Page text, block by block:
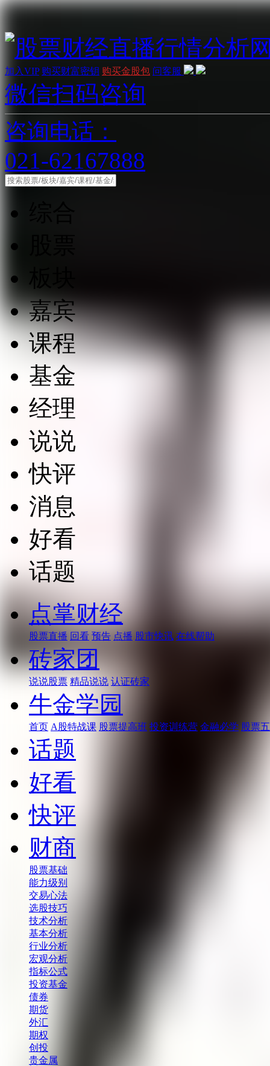
加入VIP 购买财富密钥 购买金股包 问客服
微信扫码咨询
咨询电话：
021-62167888
嘉宾
课程
基金
经理
说说
快评
消息
好看
话题
点掌财经
股票直播 回看 预告 点播 股市快讯 在线帮助
砖家团
说说股票 精品说说 认证砖家
牛金学园
首页 A股特战课 股票提高班 投资训练营 金融必学 股票
话题
好看
快评
财商
股票基础
能力级别
交易心法
选股技巧
技术分析
基本分析
行业分析
宏观分析
指标公式
投资基金
债券
期货
外汇
期权
创投
贵金属